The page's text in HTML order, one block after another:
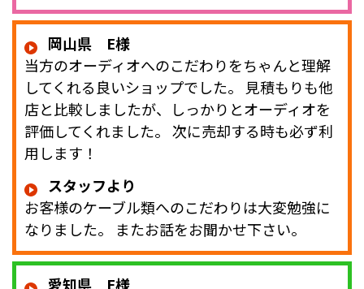
岡山県 E様
当方のオーディオへのこだわりをちゃんと理解
してくれる良いショップでした。 見積もりも他
店と比較しましたが、しっかりとオーディオを
評価してくれました。 次に売却する時も必ず利
用します！
スタッフより
お客様のケーブル類へのこだわりは大変勉強に
なりました。 またお話をお聞かせ下さい。
愛知県 E様